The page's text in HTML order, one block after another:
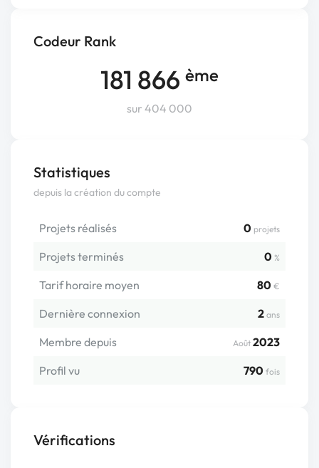
Codeur Rank
181 866 ème
sur 404 000
Statistiques
depuis la création du compte
Projets réalisés 0 projets
Projets terminés 0 %
Tarif horaire moyen 80 €
Dernière connexion 2 ans
Membre depuis Août 2023
Profil vu
790 fois
Vérifications